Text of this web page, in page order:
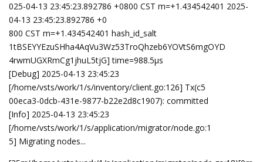
025-04-13 23:45:23.892786 +0800 CST m=+1.434542401 2025-
04-13 23:45:23.892786 +0
800 CST m=+1.434542401 hash_id_salt
1tBSEYYEzuSHha4AqVu3Wz53TroQhzeb6YOVtS6mgOYD
4rwmUGXRmCg1jhuL5tjG] time=988.5µs
[Debug] 2025-04-13 23:45:23
[/home/vsts/work/1/s/inventory/client.go:126] Tx(c5
00eca3-0dcb-431e-9877-b22e2d8c1907): committed
[Info] 2025-04-13 23:45:23
[/home/vsts/work/1/s/application/migrator/node.go:1
5] Migrating nodes...